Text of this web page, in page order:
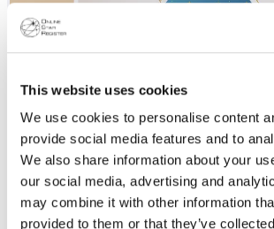
This website uses cookies
We use cookies to personalise content
provide social media features and to
We also share information about your
our social media, advertising and
may combine it with other information
provided to them or that they’ve